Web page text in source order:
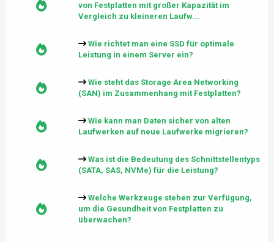
von Festplatten mit großer Kapazität im
Vergleich zu kleineren Laufw...
Wie richtet man eine SSD für optimale
Leistung in einem Server ein?
Wie steht das Storage Area Networking
(SAN) im Zusammenhang mit Festplatten?
Wie kann man Daten sicher von alten
Laufwerken auf neue Laufwerke migrieren?
Was ist die Bedeutung des Schnittstellentyps
(SATA, SAS, NVMe) für die Leistung?
Welche Werkzeuge stehen zur Verfügung,
um die Gesundheit von Festplatten zu
überwachen?